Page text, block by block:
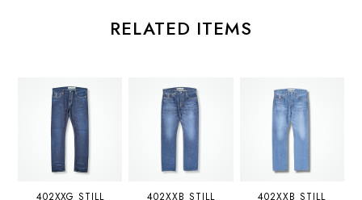
RELATED ITEMS
402XXG STILL
402XXB STILL
402XXB STILL